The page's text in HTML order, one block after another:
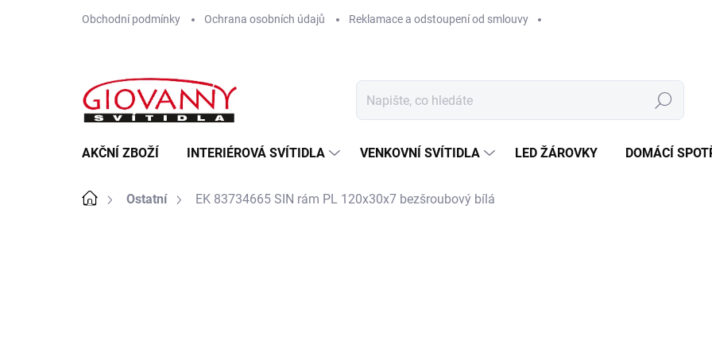
Obchodní podmínky Ochrana osobních údajů Reklamace a odstoupení od smlouvy
Hledat
AKČNÍ ZBOŽÍ INTERIÉROVÁ SVÍTIDLA VENKOVNÍ SVÍTIDLA LED ŽÁROVKY DOMÁCÍ
DomůOstatní EK 83734665 SIN rám PL 120x30x7 bezšroubový bílá